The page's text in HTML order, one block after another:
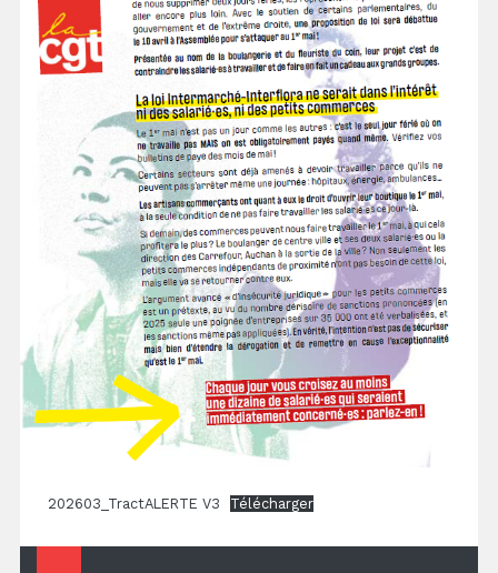
202603_TractALERTE V3 Télécharger